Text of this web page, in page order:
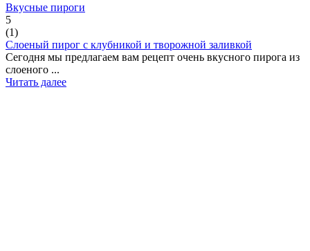
Вкусные пироги
5
(1)
Слоеный пирог с клубникой и творожной заливкой
Сегодня мы предлагаем вам рецепт очень вкусного пирога из
слоеного ...
Читать далее